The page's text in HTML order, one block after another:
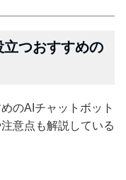
立つおすすめの
のAIチャットボット
意点も解説している